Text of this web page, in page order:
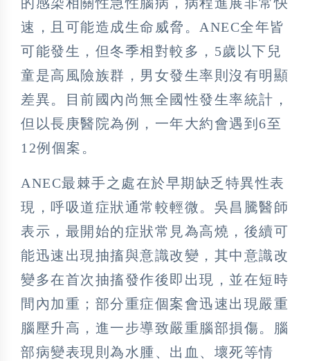
速，且可能造成生命威脅。ANEC全年皆
可能發生，但冬季相對較多，5歲以下兒
童是高風險族群，男女發生率則沒有明顯
差異。目前國內尚無全國性發生率統計，
但以長庚醫院為例，一年大約會遇到6至
12例個案。
ANEC最棘手之處在於早期缺乏特異性表
現，呼吸道症狀通常較輕微。吳昌騰醫師
表示，最開始的症狀常見為高燒，後續可
能迅速出現抽搐與意識改變，其中意識改
變多在首次抽搐發作後即出現，並在短時
間內加重；部分重症個案會迅速出現嚴重
腦壓升高，進一步導致嚴重腦部損傷。腦
部病變表現則為水腫、出血、壞死等情